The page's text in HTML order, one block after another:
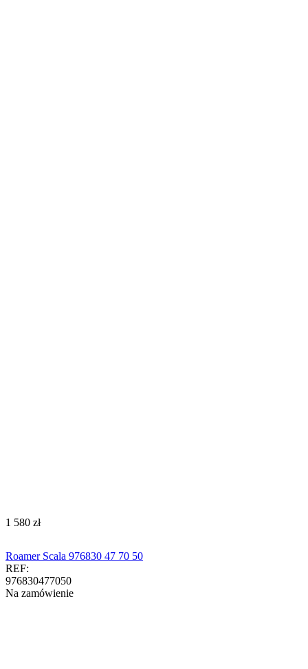
‍1 580‍ zł
Roamer Scala 976830 47 70 50
REF:
976830477050
Na zamówienie